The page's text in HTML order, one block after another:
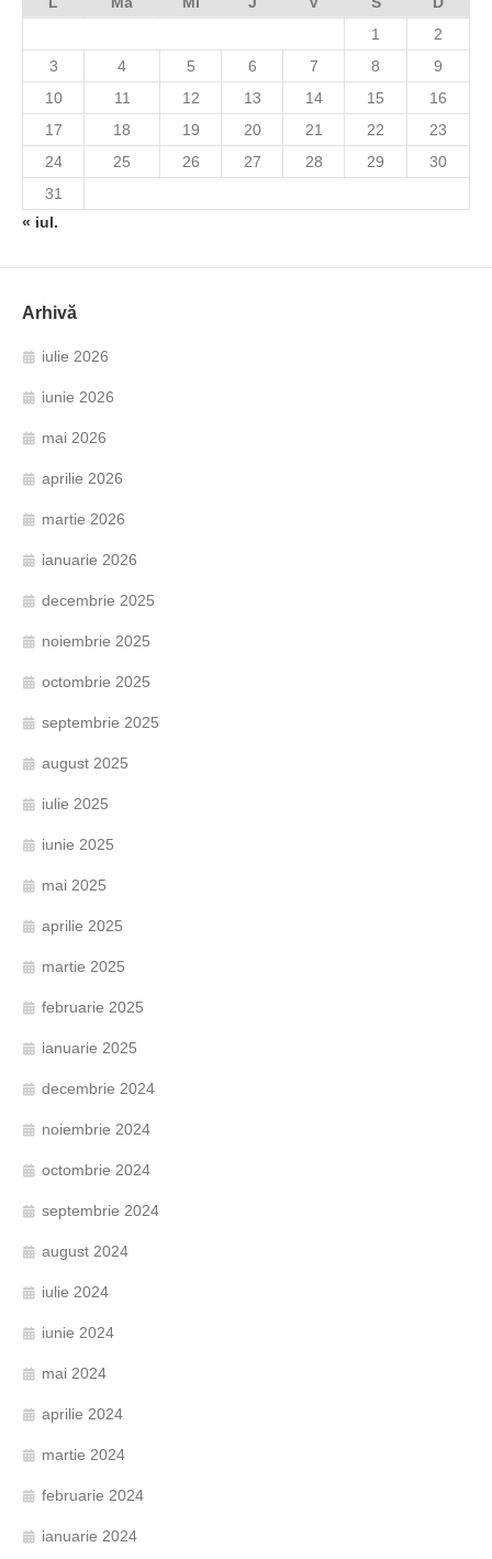
1
2
3
4 5 6 7 8
9
10
11 12 13 14 15
16
17
18 19 20 21 22
23
24
25 26 27 28 29
30
31
« iul.
Arhivă
iulie 2026
iunie 2026
mai 2026
aprilie 2026
martie 2026
ianuarie 2026
decembrie 2025
noiembrie 2025
octombrie 2025
septembrie 2025
august 2025
iulie 2025
iunie 2025
mai 2025
aprilie 2025
martie 2025
februarie 2025
ianuarie 2025
decembrie 2024
noiembrie 2024
octombrie 2024
septembrie 2024
august 2024
iulie 2024
iunie 2024
mai 2024
aprilie 2024
martie 2024
februarie 2024
ianuarie 2024